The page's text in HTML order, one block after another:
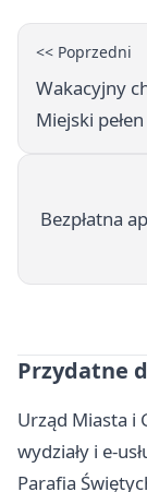
<< Poprzedni
Wakacyjny
Miejski
Bezpłatna
Przydatne
Urząd Miasta i
wydziały i e-
Parafia